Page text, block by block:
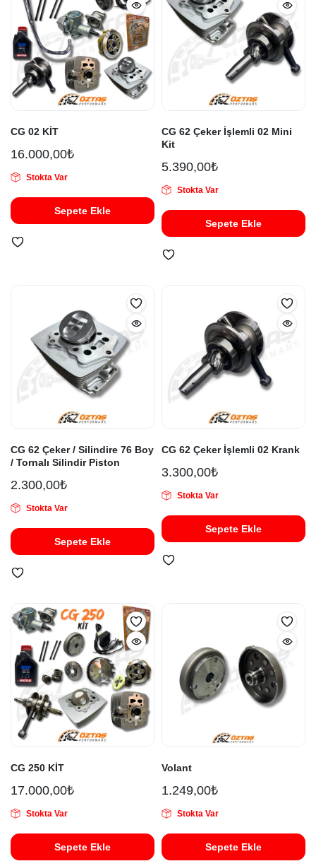
CG 02 KİT
16.000,00₺
Stokta Var
Sepete Ekle
CG 62 Çeker İşlemli 02 Mini
Kit
5.390,00₺
Stokta Var
Sepete Ekle
CG 62 Çeker / Silindire 76 Boy
/ Tornalı Silindir Piston
2.300,00₺
Stokta Var
Sepete Ekle
CG 62 Çeker İşlemli 02 Krank
3.300,00₺
Stokta Var
Sepete Ekle
CG 250 KİT
17.000,00₺
Stokta Var
Sepete Ekle
Volant
1.249,00₺
Stokta Var
Sepete Ekle